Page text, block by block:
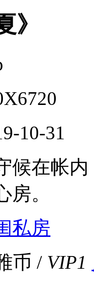
》
10-31
候在帐
。
私房
币 / VIP1